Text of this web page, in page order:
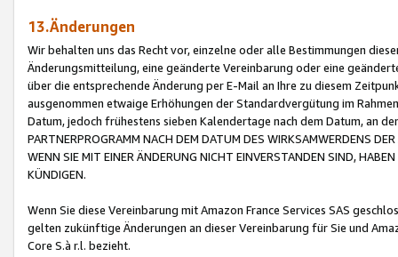
13.Änderungen
Wir behalten uns das Recht vor, einzelne oder alle Bestimmungen
Änderungsmitteilung, eine geänderte Vereinbarung oder eine
über die entsprechende Änderung per E-Mail an Ihre zu diesem
ausgenommen etwaige Erhöhungen der Standardvergütung im
Datum, jedoch frühestens sieben Kalendertage nach dem Datum, an
PARTNERPROGRAMM NACH DEM DATUM DES WIRKSAMWERDENS
WENN SIE MIT EINER ÄNDERUNG NICHT EINVERSTANDEN SIND,
KÜNDIGEN.
Wenn Sie diese Vereinbarung mit Amazon France Services SAS
gelten zukünftige Änderungen an dieser Vereinbarung für Sie und
Core S.à r.l. bezieht.